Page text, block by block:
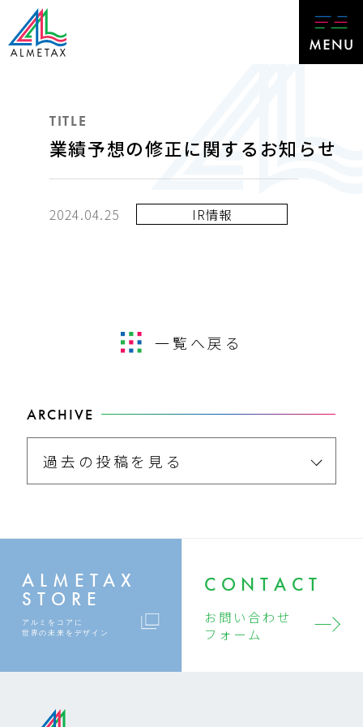
TITLE
業績予想の修正に関するお知らせ
2024.04.25 IR情報
一覧へ戻る
ARCHIVE
過去の投稿を見る
ALMETAX
STORE
アルミをコアに
世界の未来をデザイン
CONTACT
お問い合わせ
フォーム